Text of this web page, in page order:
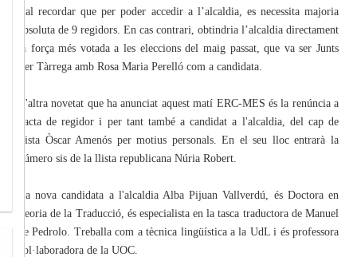
Cal recordar que per poder accedir a l’alcaldia, es necessita majoria
absoluta de 9 regidors. En cas contrari, obtindria l’alcaldia directament
la força més votada a les eleccions del maig passat, que va ser Junts
Per Tàrrega amb Rosa Maria Perelló com a candidata.
L'altra novetat que ha anunciat aquest matí ERC-MES és la renúncia a
l'acta de regidor i per tant també a candidat a l'alcaldia, del cap de
llista Òscar Amenós per motius personals. En el seu lloc entrarà la
número sis de la llista republicana Núria Robert.
La nova candidata a l'alcaldia Alba Pijuan Vallverdú, és Doctora en
Teoria de la Traducció, és especialista en la tasca traductora de Manuel
de Pedrolo. Treballa com a tècnica lingüística a la UdL i és professora
col·laboradora de la UOC.